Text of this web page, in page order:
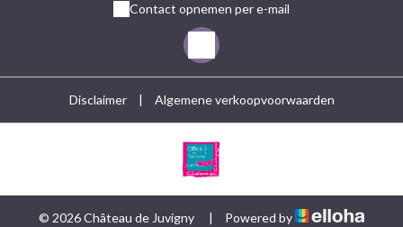
Contact opnemen per e-mail
Disclaimer | Algemene verkoopvoorwaarden
© 2026 Château de Juvigny | Powered by